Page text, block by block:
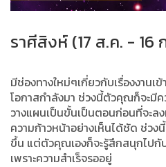
ราศีสิงห์ (17 ส.ค. - 16
มีช่องทางใหม่ๆเกี่ยวกับเรื่องงานเ
โอกาสกำลังมา ช่วงนี้ตัวคุณก็จะมี
วางแผนเป็นขั้นเป็นตอนก่อนที่จะ
ความก้าวหน้าอย่างเห็นได้ชัด ช่วง
ขึ้น แต่ตัวคุณเองก็จะรู้สึกสนุกไปกั
เพราะความสำเร็จรออยู่